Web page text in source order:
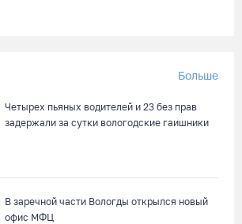
Больше
Четырех пьяных водителей и 23 без прав
задержали за сутки вологодские гаишники
В заречной части Вологды открылся новый
офис МФЦ